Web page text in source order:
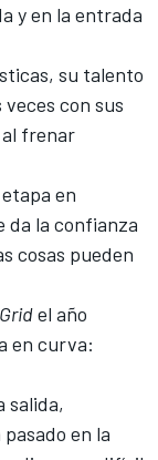
y en la entrada
su talento
con sus
frenar
en
da la confianza
cosas pueden
el año
en curva:
salida,
en la